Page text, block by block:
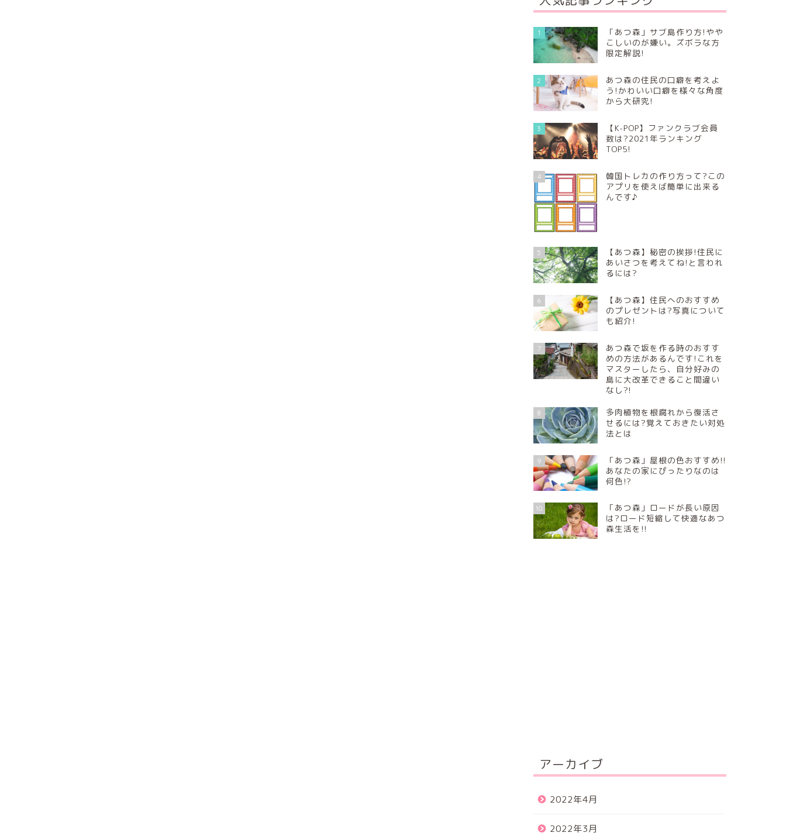
1
「あつ森」サブ島作り方!やや
こしいのが嫌い。ズボラな方
限定解説!
2
あつ森の住民の口癖を考えよ
う!かわいい口癖を様々な角度
から大研究!
3
【K-POP】ファンクラブ会員
数は?2021年ランキング
TOP5!
4
韓国トレカの作り方って?この
アプリを使えば簡単に出来る
んです♪
5
【あつ森】秘密の挨拶!住民に
あいさつを考えてね!と言われ
るには?
6
【あつ森】住民へのおすすめ
のプレゼントは?写真について
も紹介!
7
あつ森で坂を作る時のおすす
めの方法があるんです!これを
マスターしたら、自分好みの
島に大改革できること間違い
なし?!
8
多肉植物を根腐れから復活さ
せるには?覚えておきたい対処
法とは
9
「あつ森」屋根の色おすすめ!!
あなたの家にぴったりなのは
何色!?
10
「あつ森」ロードが長い原因
は?ロード短縮して快適なあつ
森生活を!!
アーカイブ
2022年4月
2022年3月